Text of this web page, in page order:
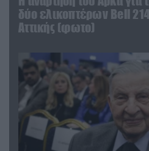
δύο ελικοπτέρων Bell
Αττικής (φωτο)